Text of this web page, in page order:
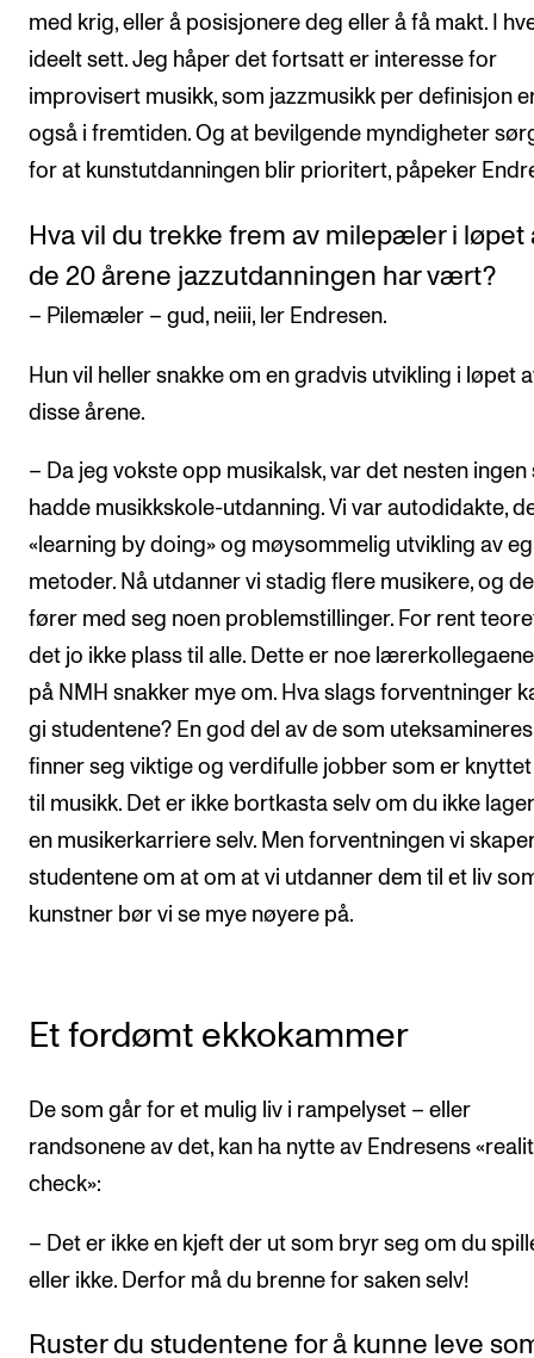
med krig, eller å posisjonere deg eller å få makt. I
ideelt sett. Jeg håper det fortsatt er interesse for
improvisert musikk, som jazzmusikk per definisjon
også i fremtiden. Og at bevilgende myndigheter
for at kunstutdanningen blir prioritert, påpeker
Hva vil du trekke frem av milepæler i løpet
de 20 årene jazzutdanningen har vært?
– Pilemæler – gud, neiii, ler Endresen.
Hun vil heller snakke om en gradvis utvikling i løpet
disse årene.
– Da jeg vokste opp musikalsk, var det nesten ingen
hadde musikkskole-utdanning. Vi var autodidakte,
«learning by doing» og møysommelig utvikling av
metoder. Nå utdanner vi stadig flere musikere, og
fører med seg noen problemstillinger. For rent
det jo ikke plass til alle. Dette er noe
på NMH snakker mye om. Hva slags forventninger
gi studentene? En god del av de som uteksamineres
finner seg viktige og verdifulle jobber som er
til musikk. Det er ikke bortkasta selv om du ikke
en musikerkarriere selv. Men forventningen vi
studentene om at om at vi utdanner dem til et liv
kunstner bør vi se mye nøyere på.
Et fordømt ekkokammer
De som går for et mulig liv i rampelyset – eller
randsonene av det, kan ha nytte av Endresens
check»:
– Det er ikke en kjeft der ut som bryr seg om du
eller ikke. Derfor må du brenne for saken selv!
Ruster du studentene for å kunne leve